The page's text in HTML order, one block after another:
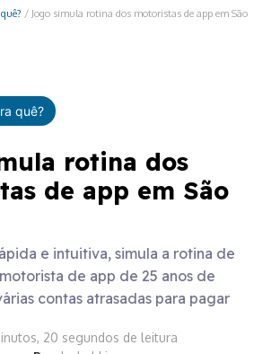
/ Jogo simula rotina dos motoristas de app em São
quê?
rotina dos
de app em São
e intuitiva, simula a rotina de
de app de 25 anos de
contas atrasadas para pagar
20 segundos de leitura